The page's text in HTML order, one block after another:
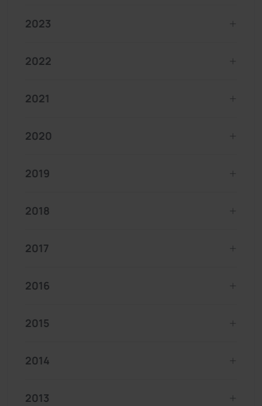
2023
2022
2021
2020
2019
2018
2017
2016
2015
2014
2013